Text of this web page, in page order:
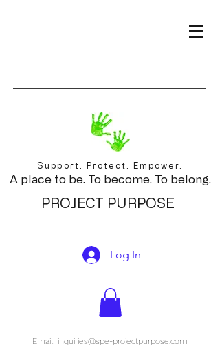
Support. Protect. Empower.
A place to be. To become. To belong.
PROJECT PURPOSE
Log In
Email: inquiries@spe-projectpurpose.com